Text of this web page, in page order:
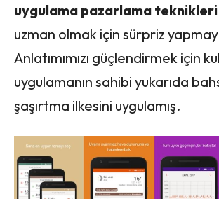
uygulama pazarlama teknikleri
uzman olmak için sürpriz
Anlatımımızı güçlendirmek için
uygulamanın sahibi yukarıda
şaşırtma ilkesini uygulamış.